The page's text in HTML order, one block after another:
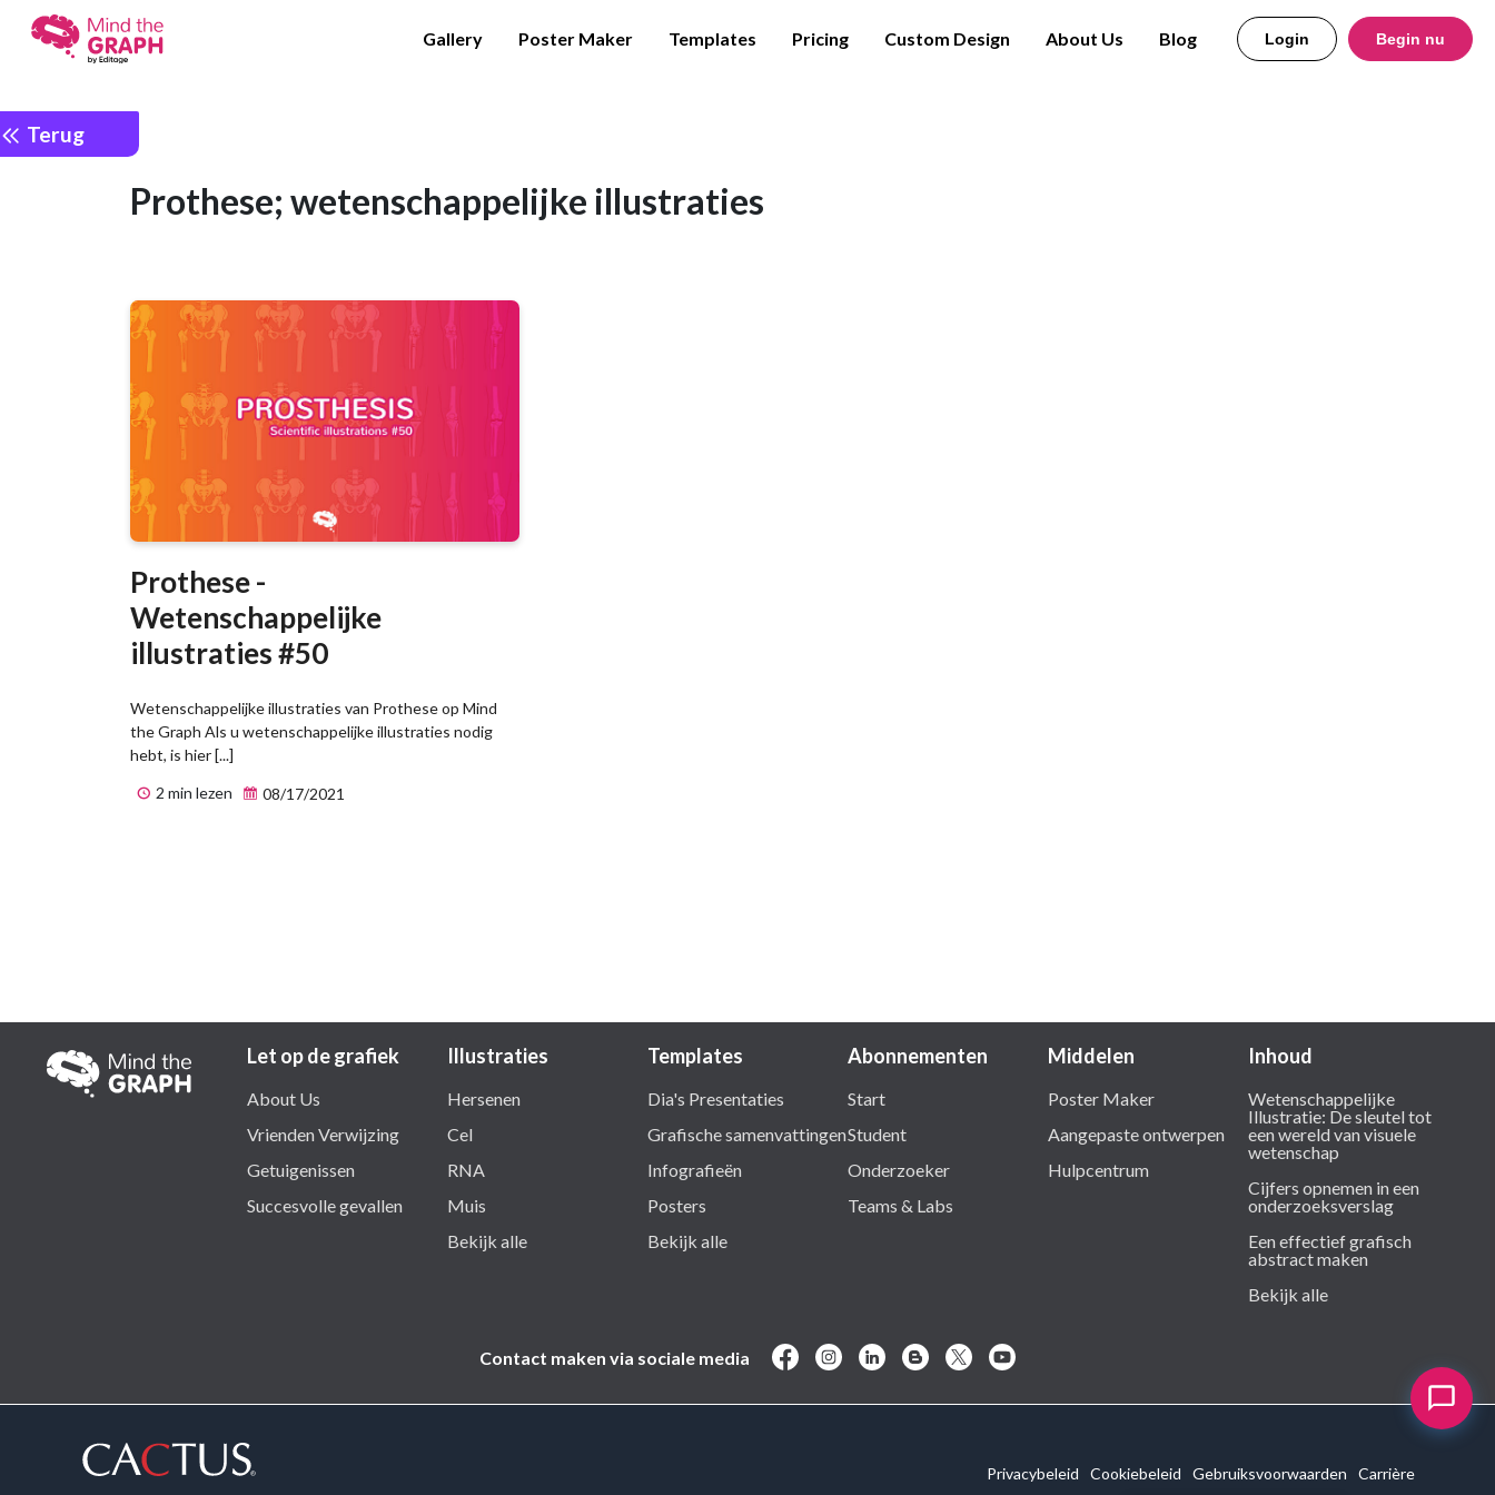
Gallery Poster Maker Templates Pricing Custom Design About Us Blog Login Begin nu
Terug
Prothese; wetenschappelijke illustraties
Prothese -
Wetenschappelijke
illustraties #50
Wetenschappelijke illustraties van Prothese op Mind
the Graph Als u wetenschappelijke illustraties nodig
hebt, is hier [...]
2 min lezen
08/17/2021
Let op de grafiek
About Us
Vrienden Verwijzing
Getuigenissen
Succesvolle gevallen
Illustraties
Hersenen
Cel
RNA
Muis
Bekijk alle
Templates
Dia's Presentaties
Grafische samenvattingen
Infografieën
Posters
Bekijk alle
Abonnementen
Start
Student
Onderzoeker
Teams & Labs
Middelen
Poster Maker
Aangepaste ontwerpen
Hulpcentrum
Inhoud
Wetenschappelijke
Illustratie: De sleutel tot
een wereld van visuele
wetenschap
Cijfers opnemen in een
onderzoeksverslag
Een effectief grafisch
abstract maken
Bekijk alle
Contact maken via sociale media
Privacybeleid Cookiebeleid Gebruiksvoorwaarden Carrière